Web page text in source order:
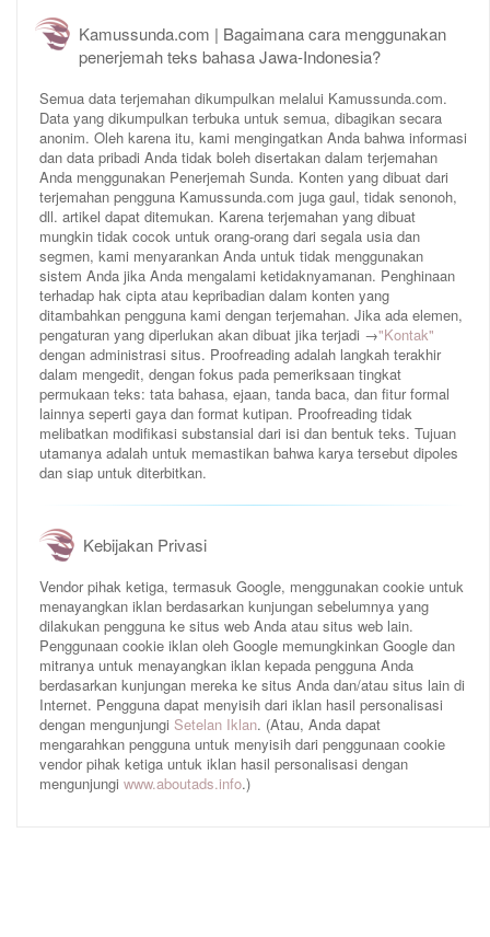
Kamussunda.com | Bagaimana cara menggunakan
penerjemah teks bahasa Jawa-Indonesia?
Semua data terjemahan dikumpulkan melalui Kamussunda.com.
Data yang dikumpulkan terbuka untuk semua, dibagikan secara
anonim. Oleh karena itu, kami mengingatkan Anda bahwa informasi
dan data pribadi Anda tidak boleh disertakan dalam terjemahan
Anda menggunakan Penerjemah Sunda. Konten yang dibuat dari
terjemahan pengguna Kamussunda.com juga gaul, tidak senonoh,
dll. artikel dapat ditemukan. Karena terjemahan yang dibuat
mungkin tidak cocok untuk orang-orang dari segala usia dan
segmen, kami menyarankan Anda untuk tidak menggunakan
sistem Anda jika Anda mengalami ketidaknyamanan. Penghinaan
terhadap hak cipta atau kepribadian dalam konten yang
ditambahkan pengguna kami dengan terjemahan. Jika ada elemen,
pengaturan yang diperlukan akan dibuat jika terjadi →"Kontak"
dengan administrasi situs. Proofreading adalah langkah terakhir
dalam mengedit, dengan fokus pada pemeriksaan tingkat
permukaan teks: tata bahasa, ejaan, tanda baca, dan fitur formal
lainnya seperti gaya dan format kutipan. Proofreading tidak
melibatkan modifikasi substansial dari isi dan bentuk teks. Tujuan
utamanya adalah untuk memastikan bahwa karya tersebut dipoles
dan siap untuk diterbitkan.
Kebijakan Privasi
Vendor pihak ketiga, termasuk Google, menggunakan cookie untuk
menayangkan iklan berdasarkan kunjungan sebelumnya yang
dilakukan pengguna ke situs web Anda atau situs web lain.
Penggunaan cookie iklan oleh Google memungkinkan Google dan
mitranya untuk menayangkan iklan kepada pengguna Anda
berdasarkan kunjungan mereka ke situs Anda dan/atau situs lain di
Internet. Pengguna dapat menyisih dari iklan hasil personalisasi
dengan mengunjungi Setelan Iklan. (Atau, Anda dapat
mengarahkan pengguna untuk menyisih dari penggunaan cookie
vendor pihak ketiga untuk iklan hasil personalisasi dengan
mengunjungi www.aboutads.info.)